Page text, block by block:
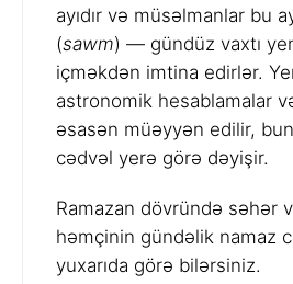
ayıdır və müsəlmanlar bu
(sawm) — gündüz vaxtı
içməkdən imtina edirlər.
astronomik hesablamalar
əsasən müəyyən edilir,
cədvəl yerə görə dəyişir.
Ramazan dövründə səhər
həmçinin gündəlik namaz
yuxarıda görə bilərsiniz.